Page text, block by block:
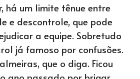
há um limite tênue entre
e descontrole, que pode
a equipe. Sobretudo
já famoso por confusões.
que o diga. Ficou